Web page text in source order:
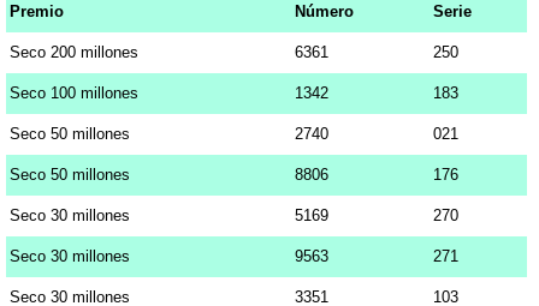
Premio Número Serie
Seco 200 millones 6361 250
Seco 100 millones 1342 183
Seco 50 millones 2740 021
Seco 50 millones 8806 176
Seco 30 millones 5169 270
Seco 30 millones 9563 271
Seco 30 millones 3351 103